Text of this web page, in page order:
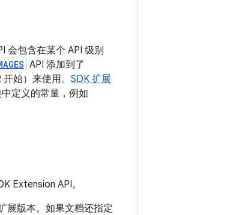
会包含在某个 API 级别
API 添加到了
始）来使用。 SDK 扩展
定义的常量，例如
Extension API。
展版本。如果文档还指定